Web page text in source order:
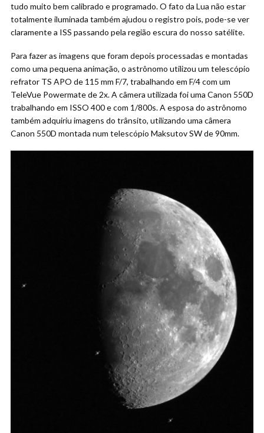
tudo muito bem calibrado e programado. O fato da Lua não estar
totalmente iluminada também ajudou o registro pois, pode-se ver
claramente a ISS passando pela região escura do nosso satélite.
Para fazer as imagens que foram depois processadas e montadas
como uma pequena animação, o astrônomo utilizou um telescópio
refrator TS APO de 115 mm F/7, trabalhando em F/4 com um
TeleVue Powermate de 2x. A câmera utilizada foi uma Canon 550D
trabalhando em ISSO 400 e com 1/800s. A esposa do astrônomo
também adquiriu imagens do trânsito, utilizando uma câmera
Canon 550D montada num telescópio Maksutov SW de 90mm.